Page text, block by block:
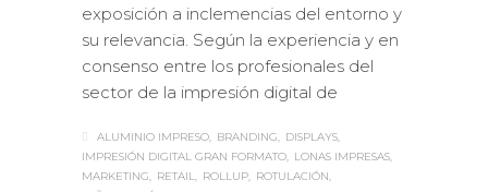
exposición a inclemencias del entorno y
su relevancia. Según la experiencia y en
consenso entre los profesionales del
sector de la impresión digital de
ALUMINIO IMPRESO BRANDING
DISPLAYS
IMPRESIÓN DIGITAL GRAN FORMATO
LONAS IMPRESAS
MARKETING
RETAIL ROLLUP
ROTULACIÓN